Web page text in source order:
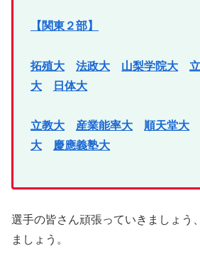
【関東２部】
拓殖大 法政大 山梨学院大
大
日体大
立教大 産業能率大 順天堂大
大
慶應義塾大
選手の皆さん頑張っていきましょう
ましょう。